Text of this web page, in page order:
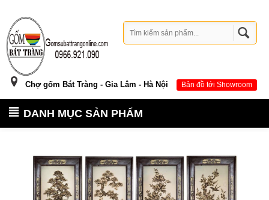
Chợ gốm Bát Tràng - Gia Lâm - Hà Nội Bản đồ tới Showroom
DANH MỤC SẢN PHẨM